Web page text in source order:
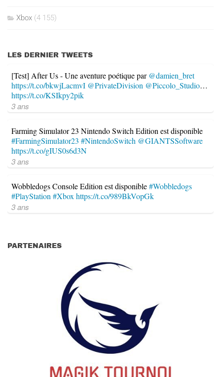
Xbox (4 155)
LES DERNIER TWEETS
[Test] After Us - Une aventure poétique par @damien_bret
https://t.co/bkwjLacmvI @PrivateDivision @Piccolo_Studio…
https://t.co/KSIkpy2pik
3 ans
Farming Simulator 23 Nintendo Switch Edition est disponible
#FarmingSimulator23 #NintendoSwitch @GIANTSSoftware
https://t.co/gIUS0s6d3N
3 ans
Wobbledogs Console Edition est disponible#Wobbledogs
#PlayStation #Xbox https://t.co/989BkVopGk
3 ans
PARTENAIRES